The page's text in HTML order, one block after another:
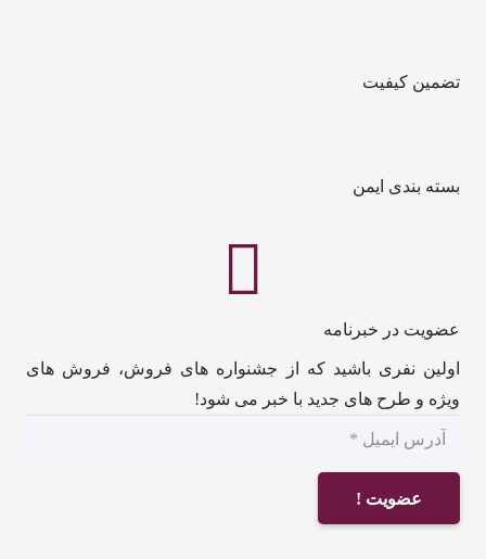
تضمین کیفیت
بسته بندی ایمن
عضویت در خبرنامه
اولین نفری باشید که از جشنواره های فروش، فروش های
ویژه و طرح های جدید با خبر می شود!
عضویت !